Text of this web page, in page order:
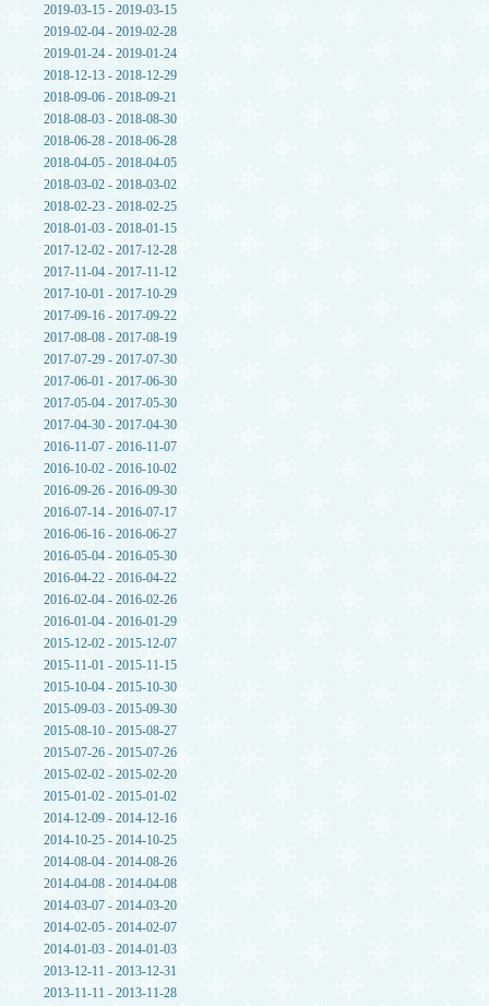
2019-03-15 - 2019-03-15
2019-02-04 - 2019-02-28
2019-01-24 - 2019-01-24
2018-12-13 - 2018-12-29
2018-09-06 - 2018-09-21
2018-08-03 - 2018-08-30
2018-06-28 - 2018-06-28
2018-04-05 - 2018-04-05
2018-03-02 - 2018-03-02
2018-02-23 - 2018-02-25
2018-01-03 - 2018-01-15
2017-12-02 - 2017-12-28
2017-11-04 - 2017-11-12
2017-10-01 - 2017-10-29
2017-09-16 - 2017-09-22
2017-08-08 - 2017-08-19
2017-07-29 - 2017-07-30
2017-06-01 - 2017-06-30
2017-05-04 - 2017-05-30
2017-04-30 - 2017-04-30
2016-11-07 - 2016-11-07
2016-10-02 - 2016-10-02
2016-09-26 - 2016-09-30
2016-07-14 - 2016-07-17
2016-06-16 - 2016-06-27
2016-05-04 - 2016-05-30
2016-04-22 - 2016-04-22
2016-02-04 - 2016-02-26
2016-01-04 - 2016-01-29
2015-12-02 - 2015-12-07
2015-11-01 - 2015-11-15
2015-10-04 - 2015-10-30
2015-09-03 - 2015-09-30
2015-08-10 - 2015-08-27
2015-07-26 - 2015-07-26
2015-02-02 - 2015-02-20
2015-01-02 - 2015-01-02
2014-12-09 - 2014-12-16
2014-10-25 - 2014-10-25
2014-08-04 - 2014-08-26
2014-04-08 - 2014-04-08
2014-03-07 - 2014-03-20
2014-02-05 - 2014-02-07
2014-01-03 - 2014-01-03
2013-12-11 - 2013-12-31
2013-11-11 - 2013-11-28